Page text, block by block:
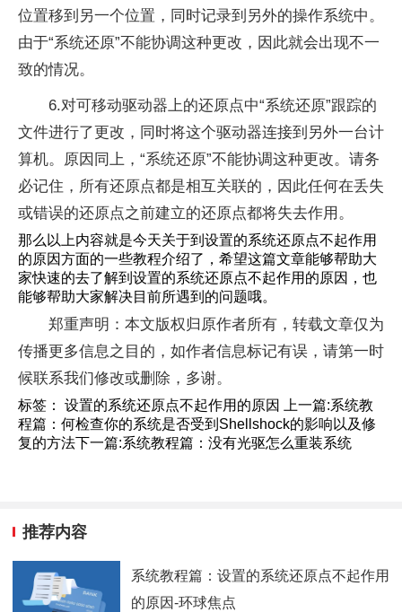
位置移到另一个位置，同时记录到另外的操作系统中。
由于“系统还原”不能协调这种更改，因此就会出现不一
致的情况。
6.对可移动驱动器上的还原点中“系统还原”跟踪的
文件进行了更改，同时将这个驱动器连接到另外一台计
算机。原因同上，“系统还原”不能协调这种更改。请务
必记住，所有还原点都是相互关联的，因此任何在丢失
或错误的还原点之前建立的还原点都将失去作用。
那么以上内容就是今天关于到设置的系统还原点不起作用
的原因方面的一些教程介绍了，希望这篇文章能够帮助大
家快速的去了解到设置的系统还原点不起作用的原因，也
能够帮助大家解决目前所遇到的问题哦。
郑重声明：本文版权归原作者所有，转载文章仅为
传播更多信息之目的，如作者信息标记有误，请第一时
候联系我们修改或删除，多谢。
标签： 设置的系统还原点不起作用的原因 上一篇:系统教
程篇：何检查你的系统是否受到Shellshock的影响以及修
复的方法下一篇:系统教程篇：没有光驱怎么重装系统
推荐内容
系统教程篇：设置的系统还原点不起作用
的原因-环球焦点